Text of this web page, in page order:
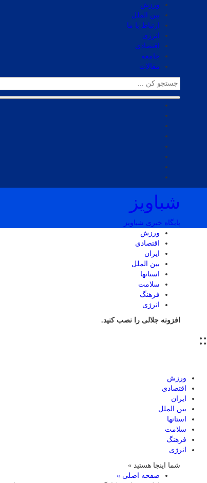
ورزش
بین الملل
ارتباط با ما
انرژی
اقتصادی
جامعه
مقالات
شباویز
پایگاه خبری شباویز
ورزش
اقتصادی
ایران
بین الملل
استانها
سلامت
فرهنگ
انرژی
افزونه جلالی را نصب کنید.
::
ورزش
اقتصادی
ایران
بین الملل
استانها
سلامت
فرهنگ
انرژی
شما اینجا هستید »
صفحه اصلی »